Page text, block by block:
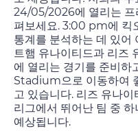
24/05/2026에 열리는
펴보세요. 3:00 pm에 킥
통계를 분석하는 데 있어
트햄 유나이티드과 리즈
에 열리는 경기를 준비
Stadium으로 이동하여
고 있습니다. 리즈 유나
리그에서 뛰어난 팀 중
예상됩니다.